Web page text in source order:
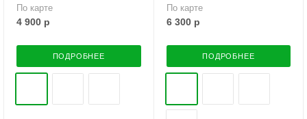
По карте
4 900 р
ПОДРОБНЕЕ
По карте
6 300р
ПОДРОБНЕЕ